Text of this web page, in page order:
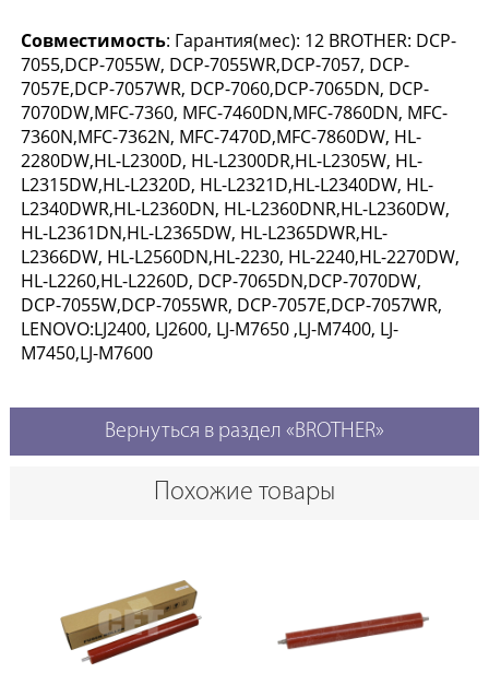
Совместимость: Гарантия(мес): 12 BROTHER: DCP-
7055,DCP-7055W, DCP-7055WR,DCP-7057, DCP-
7057E,DCP-7057WR, DCP-7060,DCP-7065DN, DCP-
7070DW,MFC-7360, MFC-7460DN,MFC-7860DN, MFC-
7360N,MFC-7362N, MFC-7470D,MFC-7860DW, HL-
2280DW,HL-L2300D, HL-L2300DR,HL-L2305W, HL-
L2315DW,HL-L2320D, HL-L2321D,HL-L2340DW, HL-
L2340DWR,HL-L2360DN, HL-L2360DNR,HL-L2360DW,
HL-L2361DN,HL-L2365DW, HL-L2365DWR,HL-
L2366DW, HL-L2560DN,HL-2230, HL-2240,HL-2270DW,
HL-L2260,HL-L2260D, DCP-7065DN,DCP-7070DW,
DCP-7055W,DCP-7055WR, DCP-7057E,DCP-7057WR,
LENOVO:LJ2400, LJ2600, LJ-M7650 ,LJ-M7400, LJ-
M7450,LJ-M7600
Вернуться в раздел «BROTHER»
Похожие товары